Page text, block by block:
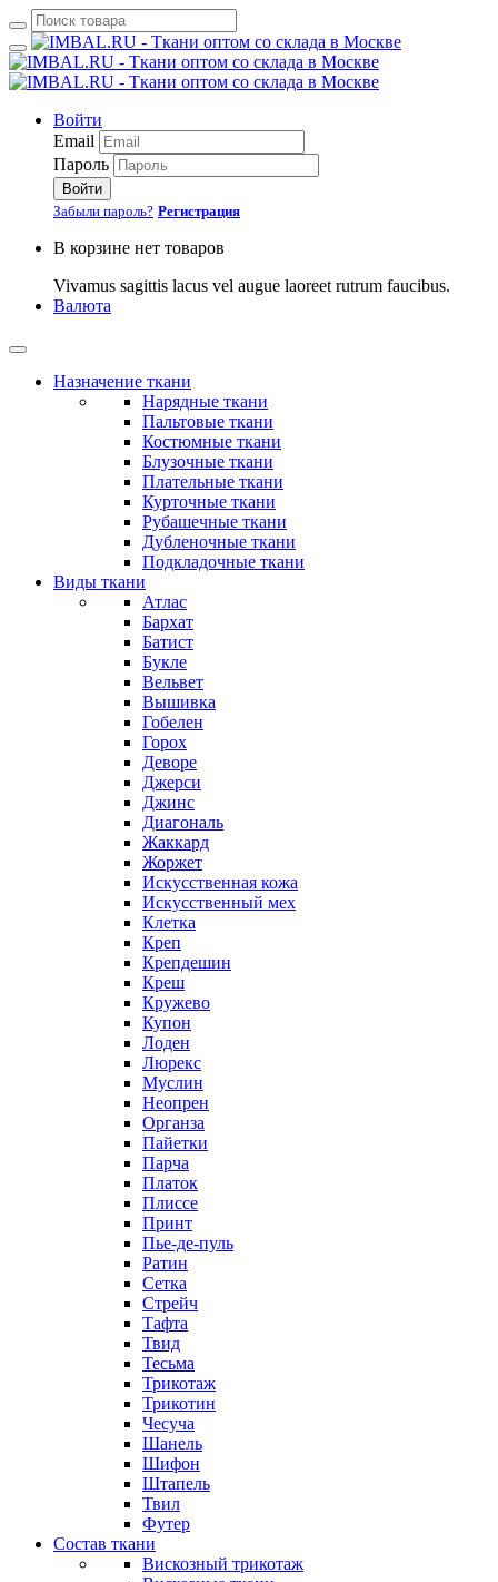
Войти
Email
Пароль
Войти
Забыли пароль? Регистрация
В корзине нет товаров
Vivamus sagittis lacus vel augue laoreet rutrum faucibus.
Валюта
Назначение ткани
Нарядные ткани
Пальтовые ткани
Костюмные ткани
Блузочные ткани
Плательные ткани
Курточные ткани
Рубашечные ткани
Дубленочные ткани
Подкладочные ткани
Виды ткани
Атлас
Бархат
Батист
Букле
Вельвет
Вышивка
Гобелен
Горох
Деворе
Джерси
Джинс
Диагональ
Жаккард
Жоржет
Искусственная кожа
Искусственный мех
Клетка
Креп
Крепдешин
Креш
Кружево
Купон
Лоден
Люрекс
Муслин
Неопрен
Органза
Пайетки
Парча
Платок
Плиссе
Принт
Пье-де-пуль
Ратин
Сетка
Стрейч
Тафта
Твид
Тесьма
Трикотаж
Трикотин
Чесуча
Шанель
Шифон
Штапель
Твил
Футер
Состав ткани
Вискозный трикотаж